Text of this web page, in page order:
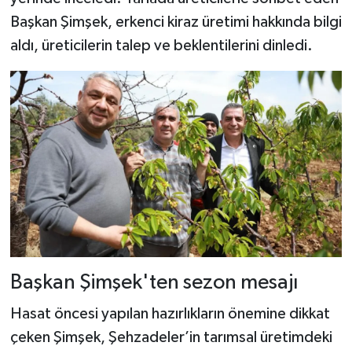
Başkan Şimşek, erkenci kiraz üretimi hakkında bilgi
aldı, üreticilerin talep ve beklentilerini dinledi.
Başkan Şimşek'ten sezon mesajı
Hasat öncesi yapılan hazırlıkların önemine dikkat
çeken Şimşek, Şehzadeler’in tarımsal üretimdeki